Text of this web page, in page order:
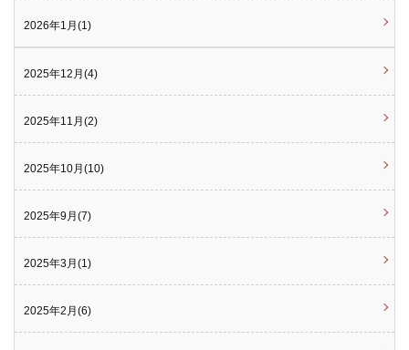
2026年1月(1)
2025年12月(4)
2025年11月(2)
2025年10月(10)
2025年9月(7)
2025年3月(1)
2025年2月(6)